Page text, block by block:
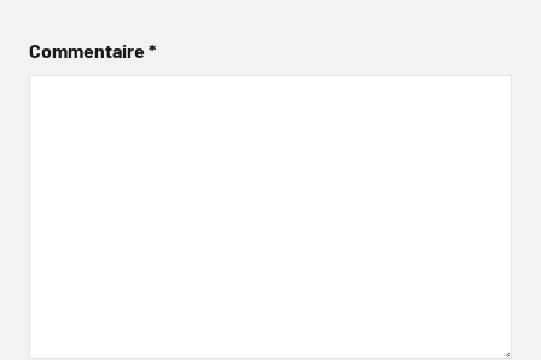
Commentaire*